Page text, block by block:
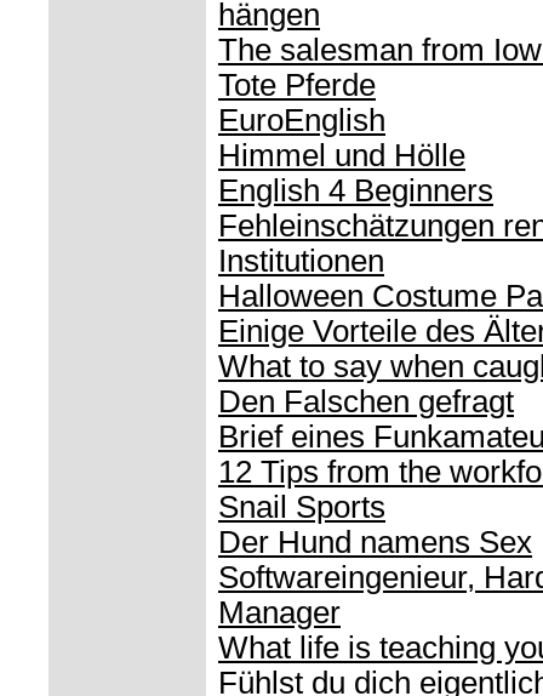
hängen
The salesman from
Tote Pferde
EuroEnglish
Himmel und Hölle
English 4 Beginners
Fehleinschätzungen
Institutionen
Halloween Costume
Einige Vorteile des
What to say when
Den Falschen gefragt
Brief eines
12 Tips from the
Snail Sports
Der Hund namens Sex
Softwareingenieur,
Manager
What life is teaching
Fühlst du dich